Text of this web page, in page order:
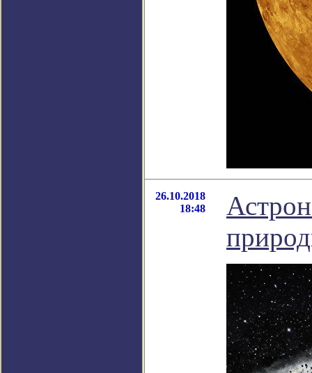
26.10.2018
18:48